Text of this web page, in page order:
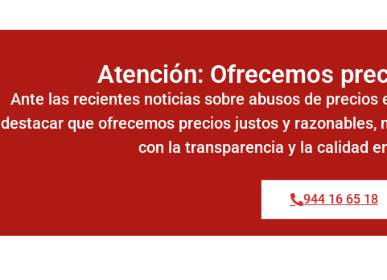
Atención: Ofrecemos
Ante las recientes noticias sobre abusos de precios
destacar que ofrecemos precios justos y razonables,
con la transparencia y la calidad
944 16 65 18